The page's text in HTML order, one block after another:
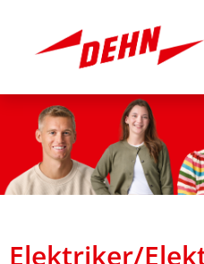
Deutsch Englisch
Stellenangebote
Über uns
Elektriker/